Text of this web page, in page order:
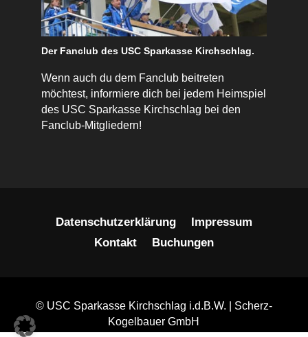
Der Fanclub des USC Sparkasse Kirchschlag.
Wenn auch du dem Fanclub beitreten
möchtest, informiere dich bei jedem Heimspiel
des USC Sparkasse Kirchschlag bei den
Fanclub-Mitgliedern!
Datenschutzerklärung
Impressum
Kontakt
Buchungen
© USC Sparkasse Kirchschlag i.d.B.W. | Scherz-
Kogelbauer GmbH